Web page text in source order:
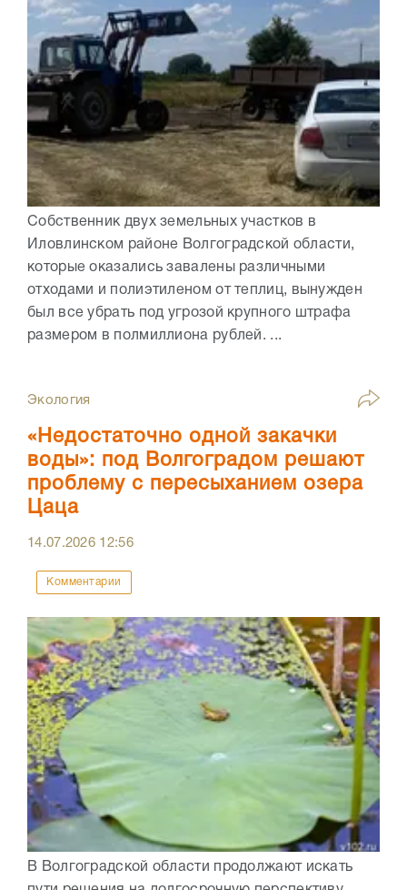
Собственник двух земельных участков в
Иловлинском районе Волгоградской области,
которые оказались завалены различными
отходами и полиэтиленом от теплиц, вынужден
был все убрать под угрозой крупного штрафа
размером в полмиллиона рублей. ...
Экология
«Недостаточно одной закачки
воды»: под Волгоградом решают
проблему с пересыханием озера
Цаца
14.07.2026 12:56
Комментарии
В Волгоградской области продолжают искать